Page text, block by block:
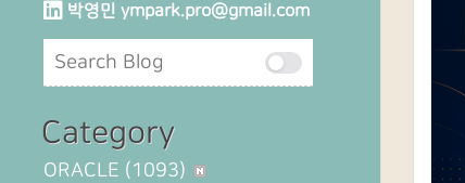
박영민 ympark.pro@gmail.com
Category
ORACLE (1093)